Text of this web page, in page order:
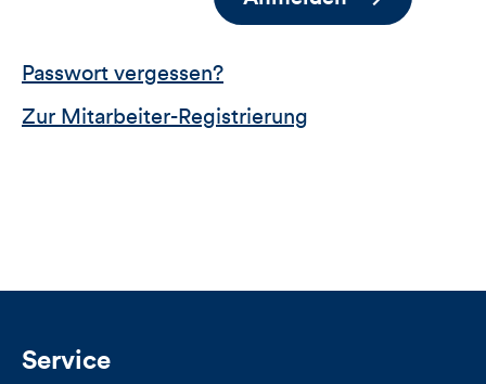
Passwort vergessen?
Zur Mitarbeiter-Registrierung
Service